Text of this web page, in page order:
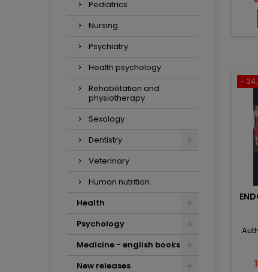
Pediatrics
Nursing
Psychiatry
Health psychology
Rehabilitation and
physiotherapy
Sexology
Dentistry
Veterinary
Human nutrition
Health
Psychology
Medicine - english books
New releases
-